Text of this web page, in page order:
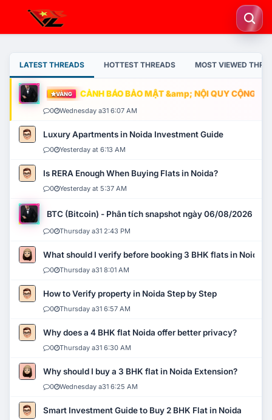
LATEST THREADS HOTTEST THREADS MOST VIEWED
VÀNG CẢNH BÁO BẢO MẬT &amp; NỘI QUY CỘNG
0 Wednesday a31 6:07 AM
Luxury Apartments in Noida Investment Guide
0 Yesterday at 6:13 AM
Is RERA Enough When Buying Flats in Noida?
0 Yesterday at 5:37 AM
BTC (Bitcoin) - Phân tích snapshot ngày 06/08/2026
0 Thursday a31 2:43 PM
What should I verify before booking 3 BHK flats in Noida?
0 Thursday a31 8:01 AM
How to Verify property in Noida Step by Step
0 Thursday a31 6:57 AM
Why does a 4 BHK flat Noida offer better privacy?
0 Thursday a31 6:30 AM
Why should I buy a 3 BHK flat in Noida Extension?
0 Wednesday a31 6:25 AM
Smart Investment Guide to Buy 2 BHK Flat in Noida